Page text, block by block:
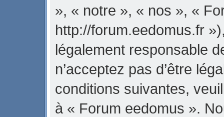
», « notre », « nos », «
http://forum.eedomus.fr
légalement responsable
n’acceptez pas d’être
conditions suivantes,
à « Forum eedomus ».